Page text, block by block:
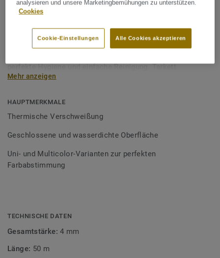
0202
zweier PVC-Bahnen verwendet und sorgen für eine
perfekte Hygiene und einfache Reinigung. Tarkett
Schweißschnüre sind erhältlich in den Varianten Uni und
Bodenbelagssortiment abgestimmt. Durch die Verwendung
von Kontrastfarben lassen sich auch besondere
Mehr anzeigen
HAUPTMERKMALE
Thermische Verschweißung
Geschlossene und wasserdichte Oberfläche
Uni- und Multicolor-Varianten zur perfekten
Farbabstimmung
TECHNISCHE DATEN
Gesamtstärke:4 mm
Länge: 50 m
analysieren und unsere Marketingbemühungen zu unterstützen.
Cookies
Alle Cookies akzeptieren
Cookie-Einstellungen